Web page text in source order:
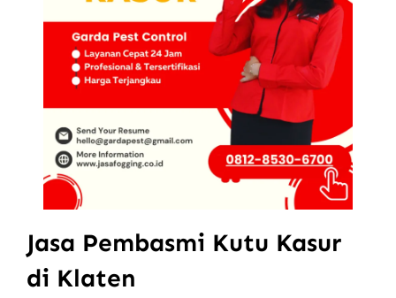
Jasa Pembasmi Kutu Kasur
di Klaten